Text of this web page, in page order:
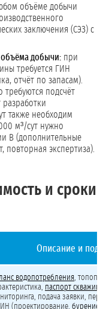
объёме добычи
заключения (СЭЗ) с
объёма добычи: при
требуется ГИН
отчёт по запасам).
подсчёт
разработки
также необходим
м³/сут нужно
В (дополнительные
экспертиза).
и сроки
Описание и
водопотребления,
паспорт скважины
подача заявки,
(проектирование, бурение